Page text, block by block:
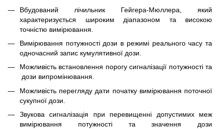
Вбудований лічильник Гейгера-Мюллера, який
характеризується широким діапазоном та високою
точністю вимірювання.
Вимірювання потужності дози в режимі реального часу та
одночасний запис кумулятивної дози.
Можливість встановлення порогу сигналізації потужності та
дози випромінювання.
Можливість перегляду дати початку вимірювання поточної
сукупної дози.
Звукова сигналізація при перевищенні допустимих меж
вимірювання потужності та значення дози